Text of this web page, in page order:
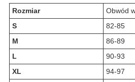
Rozmiar Obwód
S
82-85
M
86-89
L
90-93
XL
94-97